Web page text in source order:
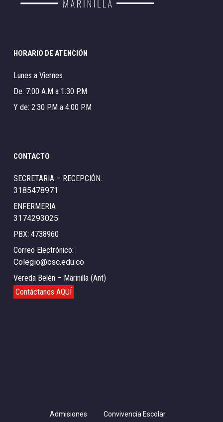
HORARIO DE ATENCIÓN
Lunes a Viernes
De: 7:00 A.M a 1:30 P.M
Y de: 2:30 P.M a 4:00 P.M
CONTACTO
SECRETARIA – RECEPCIÓN:
3185478971
ENFERMERIA
3174293025
PBX: 4738960
Correo Electrónico:
Colegio@csc.edu.co
Vereda Belén – Marinilla (Ant)
Contáctanos AQUÍ
Admisiones Convivencia Escolar